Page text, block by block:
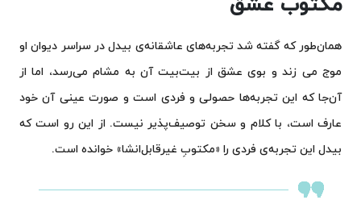
همان‌طور که گفته شد تجربه‌های عاشقانه‌ی بیدل در سراسر دیوان او
موج می زند و بوی عشق از بیت‌بیت آن به مشام می‌رسد، اما از
آن‌جا که این تجربه‌ها حصولی و فردی است و صورت عینی آن خود
عارف است، با کلام و سخن توصیف‌پذیر نیست. از این رو است که
بیدل این تجربه‌ی فردی را «مکتوبِ غیرقابل‌انشا» خوانده است.